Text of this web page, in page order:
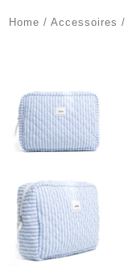
Home / Accessoires